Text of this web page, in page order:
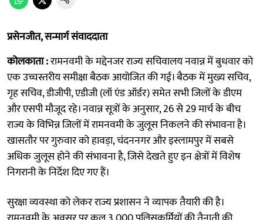
प्रसेनजीत, सन्मार्ग संवाददाता
कोलकाता :रामनवमी के मद्देनजर राज्य सचिवालय नवान्न में बुधवार को
एक उच्चस्तरीय समीक्षा बैठक आयोजित की गई। बैठक में मुख्य सचिव,
गृह सचिव, डीजीपी, एडीजी (लॉ एंड ऑर्डर) समेत सभी जिलों के डीएम
और एसपी मौजूद रहे। नवान्न सूत्रों के अनुसार, 26 से 29 मार्च के बीच
राज्य के विभिन्न जिलों में रामनवमी के जुलूस निकलने की संभावना है।
खासतौर पर गुरुवार को हावड़ा, चंदननगर और इस्लामपुर में सबसे
अधिक जुलूस होने की संभावना है, जिसे देखते हुए इन क्षेत्रों में विशेष
निगरानी के निर्देश दिए गए हैं।
सुरक्षा व्यवस्था को लेकर राज्य प्रशासन ने व्यापक तैयारी की है।